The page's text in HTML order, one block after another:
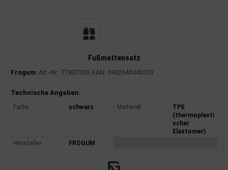
Fußmattensatz
Frogum Art.-Nr.: 77407503 EAN: 5902643440333
Produktinformationen
Technische Angaben:
Farbe schwarz Material
TPE
(thermoplasti
scher
Elastomer)
Hersteller
FROGUM